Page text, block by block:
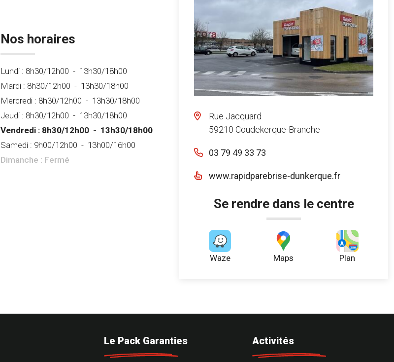
Nos horaires
Lundi : 8h30/12h00 - 13h30/18h00
Mardi : 8h30/12h00 - 13h30/18h00
Mercredi : 8h30/12h00 - 13h30/18h00
Jeudi : 8h30/12h00 - 13h30/18h00
Vendredi : 8h30/12h00 - 13h30/18h00
Samedi : 9h00/12h00 - 13h00/16h00
Dimanche : Fermé
Rue Jacquard
59210 Coudekerque-Branche
03 79 49 33 73
www.rapidparebrise-dunkerque.fr
Se rendre dans le centre
Waze Maps Plan
Le Pack Garanties Activités